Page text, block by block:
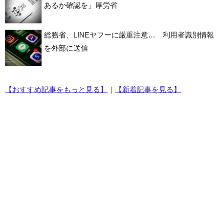
あるか確認を」厚労省
総務省、LINEヤフーに厳重注意… 利用者識別情報
を外部に送信
【おすすめ記事をもっと見る】 ｜ 【新着記事を見る】